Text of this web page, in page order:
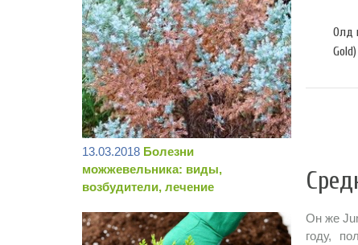
13.03.2018 Болезни
можжевельника: виды,
возбудители, лечение
Олд
Он же
году,